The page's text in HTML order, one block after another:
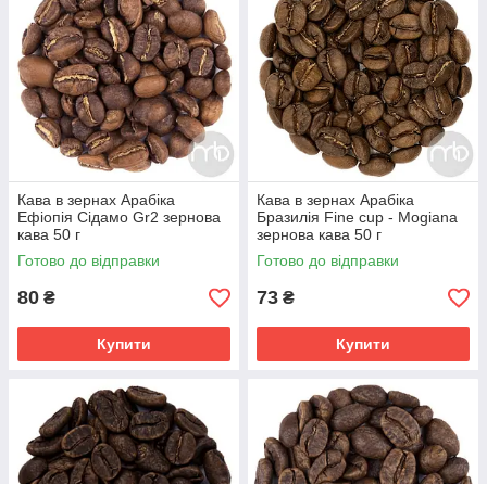
Кава в зернах Арабіка
Ефіопія Сідамо Gr2 зернова
кава 50 г
Готово до відправки
80 ₴
Купити
Кава в зернах Арабіка
Бразилія Fine cup - Mogiana
зернова кава 50 г
Готово до відправки
73 ₴
Купити